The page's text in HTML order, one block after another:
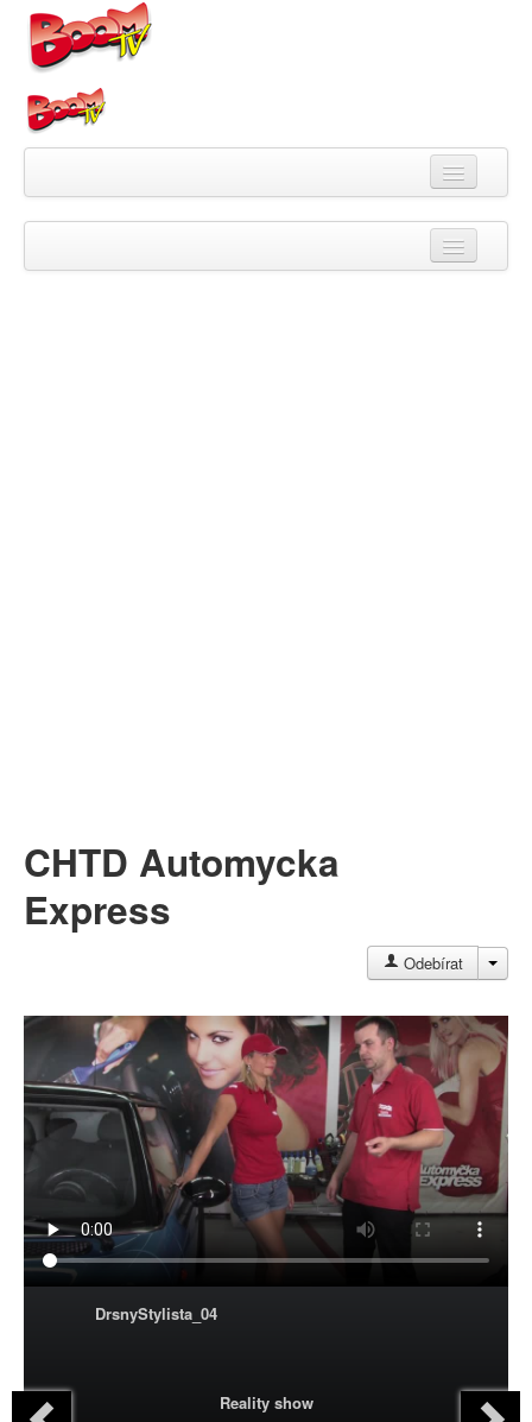
CHTD Automycka
Express
Odebírat
DrsnyStylista_04
Reality show